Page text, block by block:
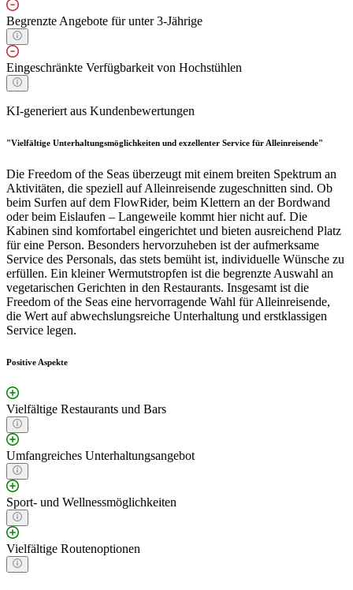
Begrenzte Angebote für unter 3-Jährige
Eingeschränkte Verfügbarkeit von Hochstühlen
KI-generiert aus Kundenbewertungen
"Vielfältige Unterhaltungsmöglichkeiten und exzellenter Service für Alleinreisende"
Die Freedom of the Seas überzeugt mit einem breiten Spektrum an
Aktivitäten, die speziell auf Alleinreisende zugeschnitten sind. Ob
beim Surfen auf dem FlowRider, beim Klettern an der Bordwand
oder beim Eislaufen – Langeweile kommt hier nicht auf. Die
Kabinen sind komfortabel eingerichtet und bieten ausreichend Platz
für eine Person. Besonders hervorzuheben ist der aufmerksame
Service des Personals, das stets bemüht ist, individuelle Wünsche zu
erfüllen. Ein kleiner Wermutstropfen ist die begrenzte Auswahl an
vegetarischen Gerichten in den Restaurants. Insgesamt ist die
Freedom of the Seas eine hervorragende Wahl für Alleinreisende,
die Wert auf abwechslungsreiche Unterhaltung und erstklassigen
Service legen.
Positive Aspekte
Vielfältige Restaurants und Bars
Umfangreiches Unterhaltungsangebot
Sport- und Wellnessmöglichkeiten
Vielfältige Routenoptionen